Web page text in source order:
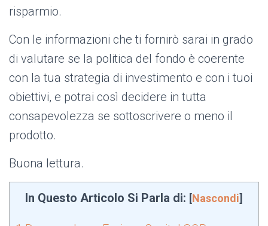
risparmio.
Con le informazioni che ti fornirò sarai in grado
di valutare se la politica del fondo è coerente
con la tua strategia di investimento e con i tuoi
obiettivi, e potrai così decidere in tutta
consapevolezza se sottoscrivere o meno il
prodotto.
Buona lettura.
In Questo Articolo Si Parla di: [Nascondi]